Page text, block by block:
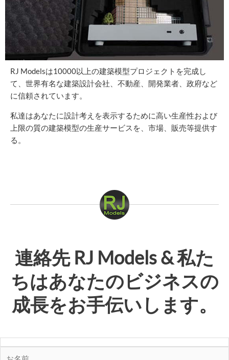
RJ Modelsは10000以上の建築模型プロジェクトを完成し
て、世界有名な建築設計会社、不動産、開発業者、政府など
に信頼されています。
私達はあなたに設計考えを表示するために高い生産性および
上限の質の建築模型の生産サービスを、市場、販売等提供す
る。
連絡先 RJ Models& 私た
ちはあなたのビジネスの
成長をお手伝いします。